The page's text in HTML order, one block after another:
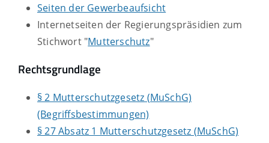
Seiten der Gewerbeaufsicht
Internetseiten der Regierungspräsidien zum
Stichwort "Mutterschutz"
Rechtsgrundlage
§ 2 Mutterschutzgesetz (MuSchG)
(Begriffsbestimmungen)
§ 27 Absatz 1 Mutterschutzgesetz (MuSchG)